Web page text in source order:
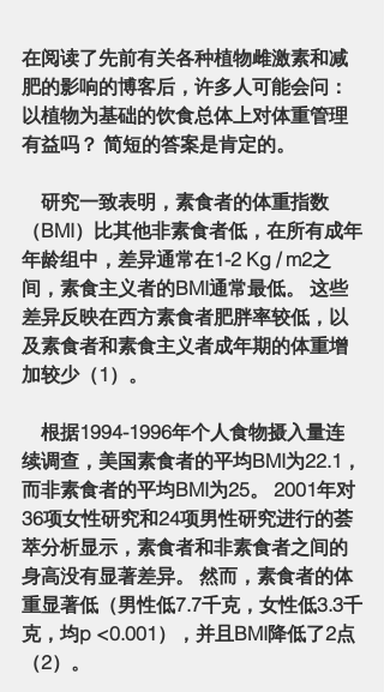
在阅读了先前有关各种植物雌激素和减
肥的影响的博客后，许多人可能会问：
以植物为基础的饮食总体上对体重管理
有益吗？ 简短的答案是肯定的。
（BMI）比其他非素食者低，在所有成年
年龄组中，差异通常在1-2 Kg / m2之
间，素食主义者的BMI通常最低。 这些
差异反映在西方素食者肥胖率较低，以
及素食者和素食主义者成年期的体重增
加较少（1）。
续调查，美国素食者的平均BMI为22.1，
而非素食者的平均BMI为25。 2001年对
36项女性研究和24项男性研究进行的荟
萃分析显示，素食者和非素食者之间的
身高没有显著差异。 然而，素食者的体
重显著低（男性低7.7千克，女性低3.3千
克，均p <0.001），并且BMI降低了2点
（2）。